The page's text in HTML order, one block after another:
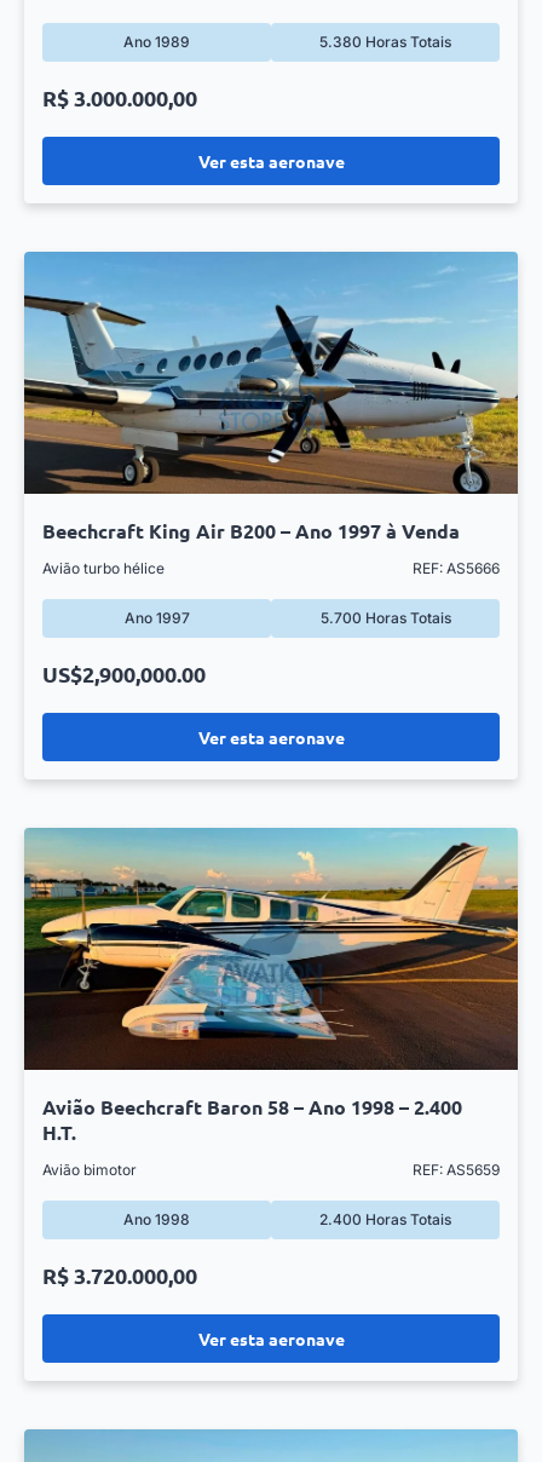
Ano 1989 5.380 Horas Totais
Ver esta aeronave
R$ 3.000.000,00
Beechcraft King Air B200 – Ano 1997 à Venda
Avião turbo hélice REF: AS5666
Ano 1997 5.700 Horas Totais
Ver esta aeronave
US$2,900,000.00
Avião Beechcraft Baron 58 – Ano 1998 – 2.400
H.T.
Avião bimotor REF: AS5659
Ano 1998 2.400 Horas Totais
Ver esta aeronave
R$ 3.720.000,00